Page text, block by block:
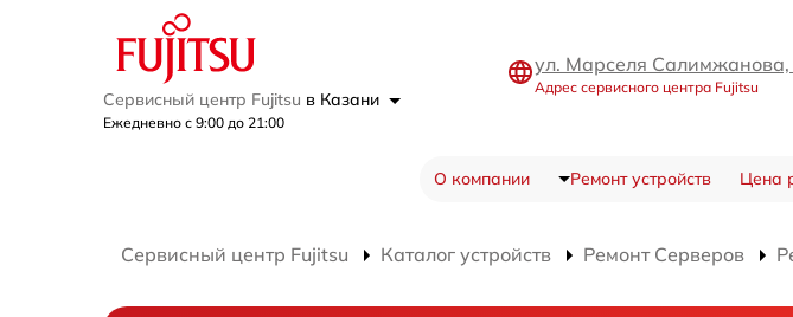
Сервисный центр Fujitsu в Казани
Ежедневно с 9:00 до 21:00
ул. Марселя Салимжанова,
Адрес сервисного центра Fujitsu
О компании Ремонт устройств Цена
Сервисный центр Fujitsu Каталог устройств Ремонт Серверов